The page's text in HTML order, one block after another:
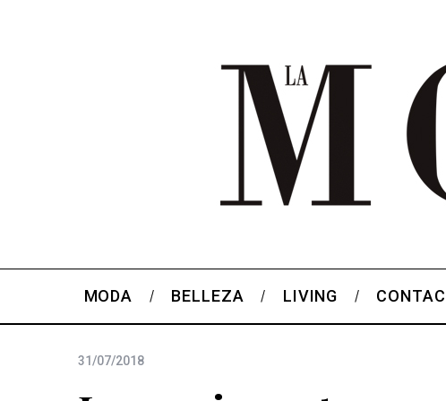
MODA BELLEZA LIVING
31/07/2018